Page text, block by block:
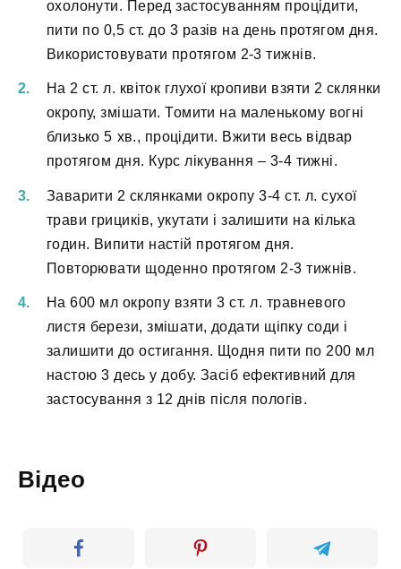
охолонути. Перед застосуванням процідити,
пити по 0,5 ст. до 3 разів на день протягом дня.
Використовувати протягом 2-3 тижнів.
На 2 ст. л. квіток глухої кропиви взяти 2 склянки
окропу, змішати. Томити на маленькому вогні
близько 5 хв., процідити. Вжити весь відвар
протягом дня. Курс лікування – 3-4 тижні.
Заварити 2 склянками окропу 3-4 ст. л. сухої
трави грициків, укутати і залишити на кілька
годин. Випити настій протягом дня.
Повторювати щоденно протягом 2-3 тижнів.
На 600 мл окропу взяти 3 ст. л. травневого
листя берези, змішати, додати щіпку соди і
залишити до остигання. Щодня пити по 200 мл
настою 3 десь у добу. Засіб ефективний для
застосування з 12 днів після пологів.
Відео